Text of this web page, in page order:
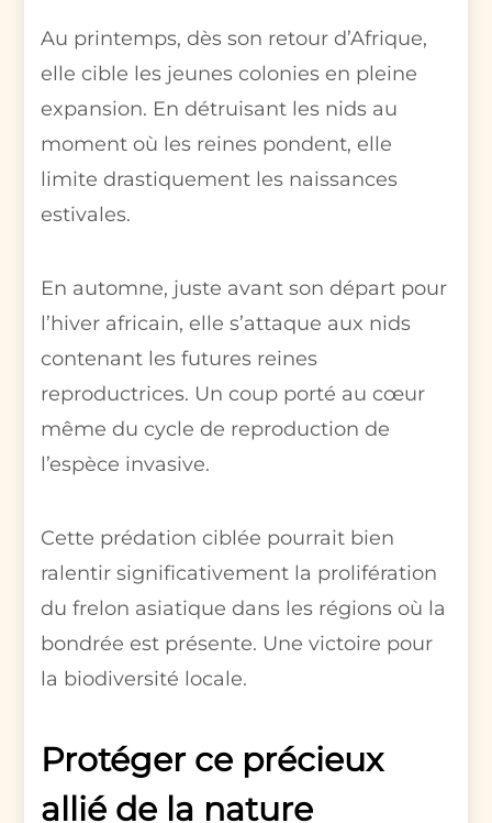
Au printemps, dès son retour d’Afrique,
elle cible les jeunes colonies en pleine
expansion. En détruisant les nids au
moment où les reines pondent, elle
limite drastiquement les naissances
estivales.
En automne, juste avant son départ pour
l’hiver africain, elle s’attaque aux nids
contenant les futures reines
reproductrices. Un coup porté au cœur
même du cycle de reproduction de
l’espèce invasive.
Cette prédation ciblée pourrait bien
ralentir significativement la prolifération
du frelon asiatique dans les régions où la
bondrée est présente. Une victoire pour
la biodiversité locale.
Protéger ce précieux
allié de la nature